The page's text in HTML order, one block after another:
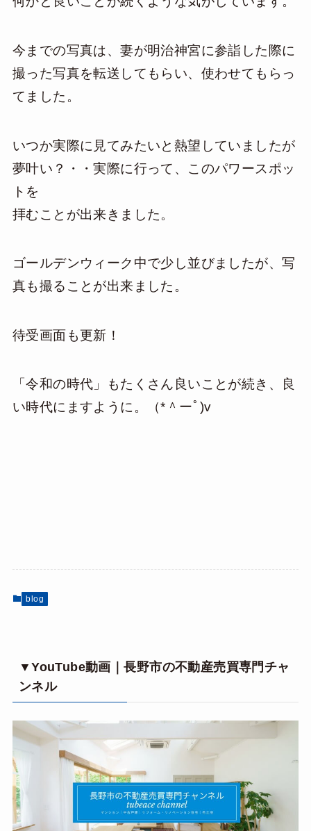
今までの写真は、妻が明治神宮に参詣した際に
撮った写真を転送してもらい、使わせてもらっ
てました。
いつか実際に見てみたいと熱望していましたが
夢叶い？・・実際に行って、このパワースポッ
トを
拝むことが出来きました。
ゴールデンウィーク中で少し並びましたが、写
真も撮ることが出来ました。
待受画面も更新！
「令和の時代」もたくさん良いことが続き、良
い時代にますように。（*＾ーﾟ)v
blog
▼YouTube動画｜長野市の不動産売買専門チャ
ンネル